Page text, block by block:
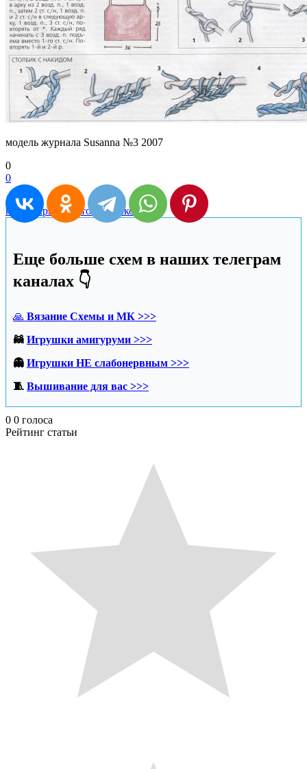
модель журнала Susanna №3 2007
0
0
пончо крючком топ крючком
Еще больше схем в наших телеграм
каналах 👇
🙏 Вязание Схемы и МК >>>
🦝 Игрушки амигуруми >>>
👻 Игрушки НЕ слабонервным >>>
🧵 Вышивание для вас >>>
0 0 голоса
Рейтинг статьи